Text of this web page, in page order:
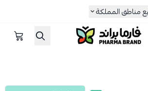
مناطق المملكة
صيدلية فارما براند